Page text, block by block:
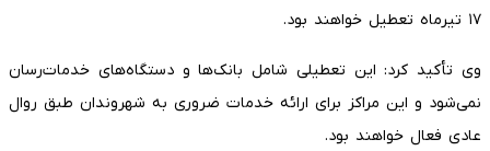
۱۷ تیرماه تعطیل خواهند بود.
وی تأکید کرد: این تعطیلی شامل بانک‌ها و دستگاه‌های خدمات‌رسان
نمی‌شود و این مراکز برای ارائه خدمات ضروری به شهروندان طبق روال
عادی فعال خواهند بود.